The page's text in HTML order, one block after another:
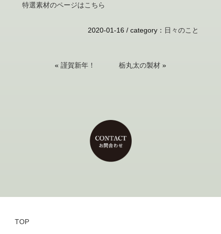
特選素材のページはこちら
2020-01-16 /category ： 日々のこと
« 謹賀新年！ 栃丸太の製材 »
TOP